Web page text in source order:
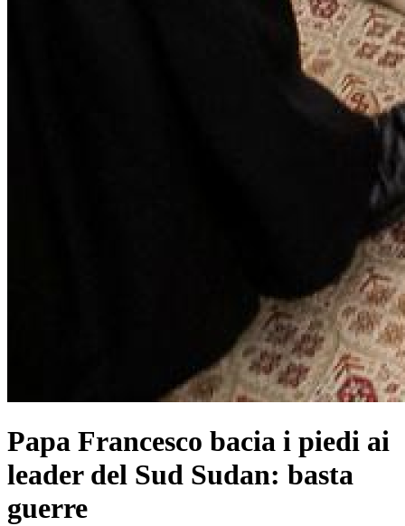
Papa Francesco bacia i piedi ai
leader del Sud Sudan: basta
guerre